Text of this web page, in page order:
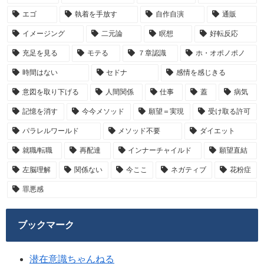
エゴ 執着を手放す 自作自演 通販
イメージング 二元論 瞑想 好転反応
充足を見る モテる ７章認識 ホ・オポノポノ
時間はない セドナ 感情を感じきる
意図を取り下げる 人間関係 仕事 蓋 病気
記憶を消す 今今メソッド 願望＝実現 受け取る許可
パラレルワールド メソッド不要 ダイエット
就職/転職 再配達 インナーチャイルド 願望直結
左脳理解 関係ない 今ここ ネガティブ 花粉症
罪悪感
ブックマーク
潜在意識ちゃんねる